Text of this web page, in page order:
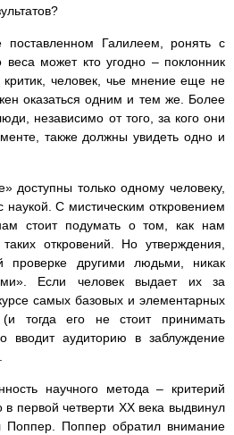
поставленном Галилеем, ронять с
может кто угодно – поклонник
критик, человек, чье мнение еще не
оказаться одним и тем же. Более
независимо от того, за кого они
также должны увидеть одно и
доступны только одному человеку,
С мистическим откровением
стоит подумать о том, как нам
откровений. Но утверждения,
проверке другими людьми, никак
Если человек выдает их за
самых базовых и элементарных
тогда его не стоит принимать
вводит аудиторию в заблуждение
научного метода – критерий
первой четверти ХХ века выдвинул
Поппер. Поппер обратил внимание